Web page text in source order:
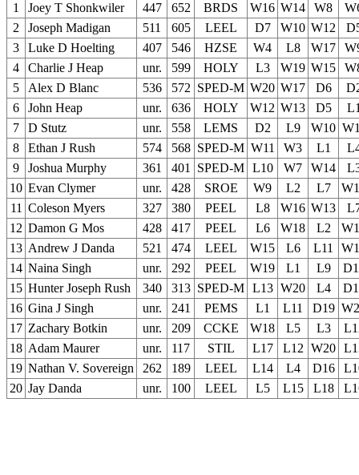
1
Joey T Shonkwiler 447 652 BRDS W16 W14 W8
2
Joseph Madigan 511 605 LEEL D7 W10 W12
3
Luke D Hoelting 407 546 HZSE W4 L8 W17
4
Charlie J Heap unr. 599 HOLY L3 W19 W15
5
Alex D Blanc 536 572 SPED-M W20 W17 D6
6
John Heap unr. 636 HOLY W12 W13 D5
7
D Stutz unr. 558 LEMS D2 L9 W10
8
Ethan J Rush 574 568 SPED-M W11 W3 L1
9
Joshua Murphy 361 401 SPED-M L10 W7 W14
10 Evan Clymer unr. 428 SROE W9 L2 L7
11 Coleson Myers 327 380 PEEL L8 W16 W13
12 Damon G Mos 428 417 PEEL L6 W18 L2
13 Andrew J Danda 521 474 LEEL W15 L6 L11
14 Naina Singh unr. 292 PEEL W19 L1 L9
15 Hunter Joseph Rush 340 313 SPED-M L13 W20 L4
16 Gina J Singh unr. 241 PEMS L1 L11 D19
17 Zachary Botkin unr. 209 CCKE W18 L5 L3
18 Adam Maurer unr. 117 STIL L17 L12 W20
19 Nathan V. Sovereign 262 189 LEEL L14 L4 D16
20 Jay Danda unr. 100 LEEL L5 L15 L18